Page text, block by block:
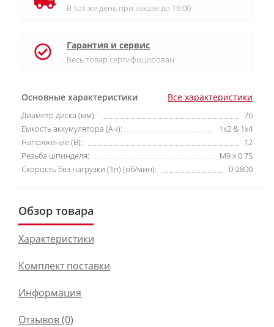
Основные характеристики Все характеристики
Диаметр диска (мм):
76
Емкость аккумулятора (Ач):
1х2 & 1x4
Напряжение (В):
12
Резьба шпинделя:
М9 х 0.75
Скорость без нагрузки (1п) (об/мин):
0-2800
В тот же день при заказе до 16:00
Гарантия и сервис
Весь товар сертифицирован
Обзор товара
Характеристики
Комплект поставки
Информация
Отзывов (0)